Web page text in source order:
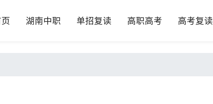
湖南中职 单招复读 高职高考 高考复读